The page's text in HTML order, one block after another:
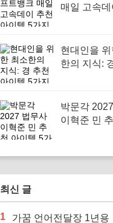
매일 고속
현대인을
한의 지식:
박문각
이혁준 민
최신 글
1
가꿈 언어전달장 1년용